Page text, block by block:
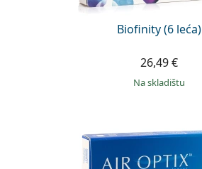
Biofinity (6 leća)
26,49 €
na skladištu